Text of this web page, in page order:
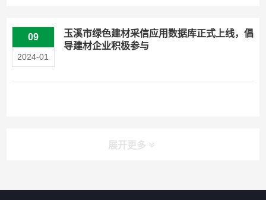
09
2024-01
玉溪市绿色建材采信应用数据库正式上线，倡
导建材企业积极参与
展开更多